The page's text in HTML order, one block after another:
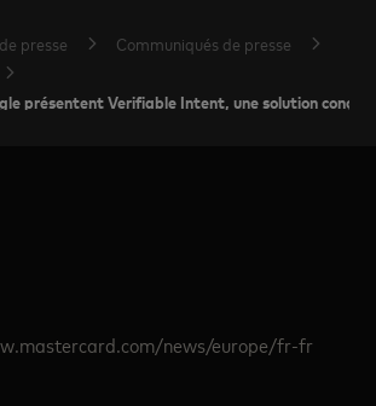
presse
Communiqués de presse
présentent Verifiable Intent, une solution conçue
news/europe/fr-fr